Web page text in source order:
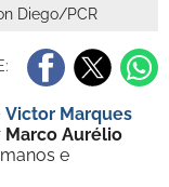
Diego/PCR
Victor Marques
Marco Aurélio
e